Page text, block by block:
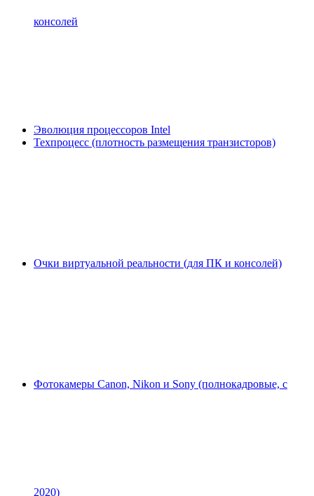
консолей
Эволюция процессоров Intel
Техпроцесс (плотность размещения транзисторов)
Очки виртуальной реальности (для ПК и консолей)
Фотокамеры Canon, Nikon и Sony (полнокадровые, с
2020)